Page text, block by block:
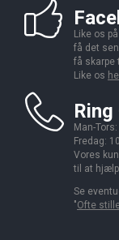
Like os
få det
få skarpe
Like os
Man-
Fredag:
Vores
til at
Se
"Ofte